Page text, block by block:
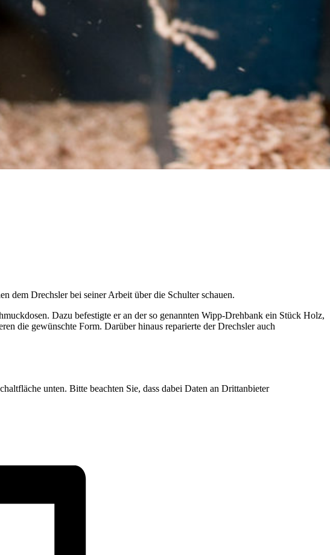
dem Drechsler bei seiner Arbeit über die Schulter schauen.
Dazu befestigte er an der so genannten Wipp-Drehbank ein Stück Holz,
die gewünschte Form. Darüber hinaus reparierte der Drechsler auch
unten. Bitte beachten Sie, dass dabei Daten an Drittanbieter